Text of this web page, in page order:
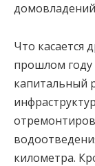
Что касается
прошлом году
капитальный
километра.